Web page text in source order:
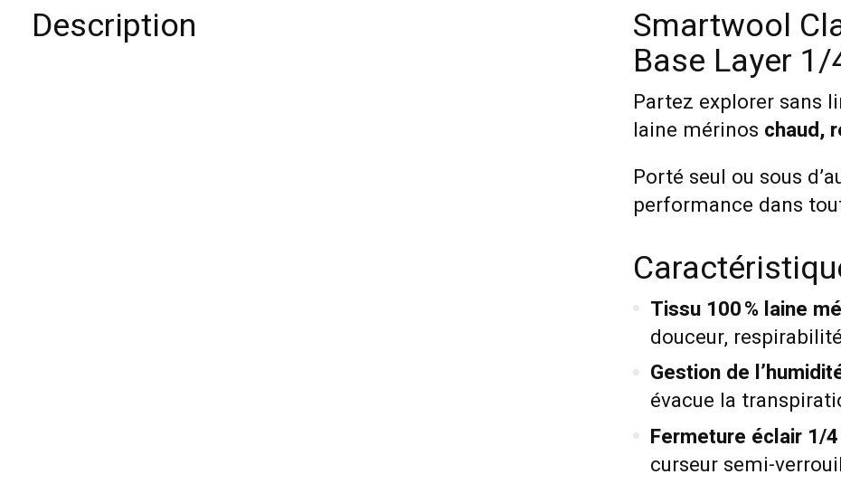
Description Smartwool
Base Layer
Partez explorer sans
laine mérinos chaud,
Porté seul ou sous
performance dans
Tissu 100 % laine
douceur,
Gestion de
évacue la
Fermeture éclair 1/
curseur semi-